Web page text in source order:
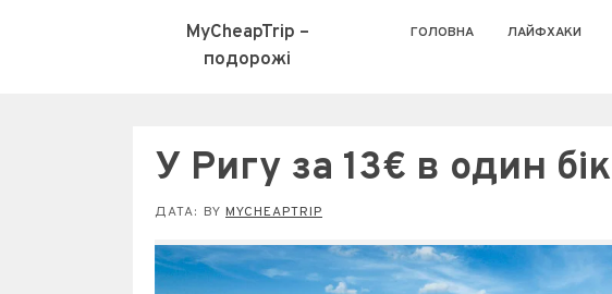
MyCheapTrip –
подорожі
ГОЛОВНА ЛАЙФХАКИ
У Ригу за 13€ в один бік
ДАТА: BY MYCHEAPTRIP